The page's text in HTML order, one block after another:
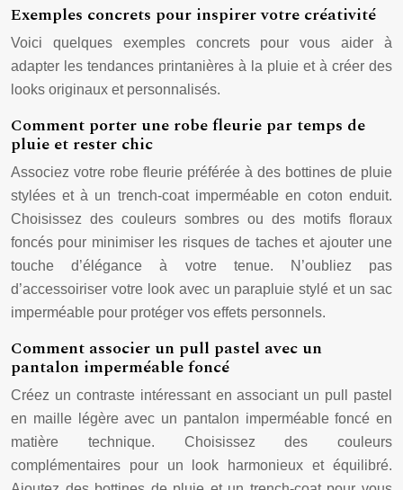
Exemples concrets pour inspirer votre créativité
Voici quelques exemples concrets pour vous aider à
adapter les tendances printanières à la pluie et à créer des
looks originaux et personnalisés.
Comment porter une robe fleurie par temps de
pluie et rester chic
Associez votre robe fleurie préférée à des bottines de pluie
stylées et à un trench-coat imperméable en coton enduit.
Choisissez des couleurs sombres ou des motifs floraux
foncés pour minimiser les risques de taches et ajouter une
touche d’élégance à votre tenue. N’oubliez pas
d’accessoiriser votre look avec un parapluie stylé et un sac
imperméable pour protéger vos effets personnels.
Comment associer un pull pastel avec un
pantalon imperméable foncé
Créez un contraste intéressant en associant un pull pastel
en maille légère avec un pantalon imperméable foncé en
matière technique. Choisissez des couleurs
complémentaires pour un look harmonieux et équilibré.